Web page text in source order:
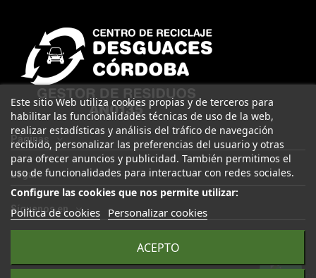
Páginas
Legal
Este sitio Web utiliza cookies propias y de terceros para
habilitar las funcionalidades técnicas de uso de la web,
realizar estadísticas y análisis del tráfico de navegación
recibido, personalizar las preferencias del usuario y otras
para ofrecer anuncios y publicidad. También permitimos el
uso de funcionalidades para interactuar con redes sociales.
Configure las cookies que nos permite utilizar:
Política de cookies Personalizar cookies
ACEPTO
Síguenos en